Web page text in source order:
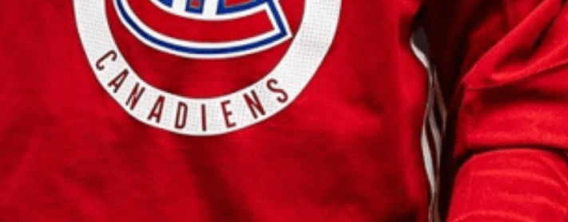
Александр Соболев
Никита Задоров
Худобин
Дарья Касаткина